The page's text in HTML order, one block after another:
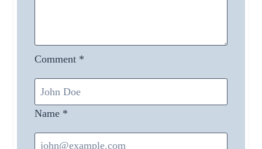
Comment *
Name *